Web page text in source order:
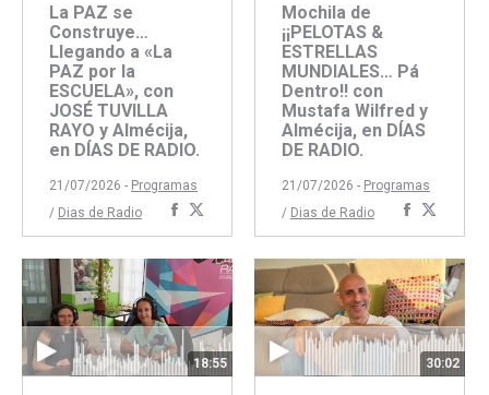
La PAZ se
Construye…
Llegando a «La
PAZ por la
ESCUELA», con
JOSÉ TUVILLA
RAYO y Almécija,
en DÍAS DE RADIO.
21/07/2026 - Programas
/ Dias de Radio
Compartir
con
Facebook
con
Twitter
Mochila de
¡¡PELOTAS &
ESTRELLAS
MUNDIALES… Pá
Dentro!! con
Mustafa Wilfred y
Almécija, en DÍAS
DE RADIO.
21/07/2026 - Programas
/ Dias de Radio
Compartir
concon
18:55 30:02